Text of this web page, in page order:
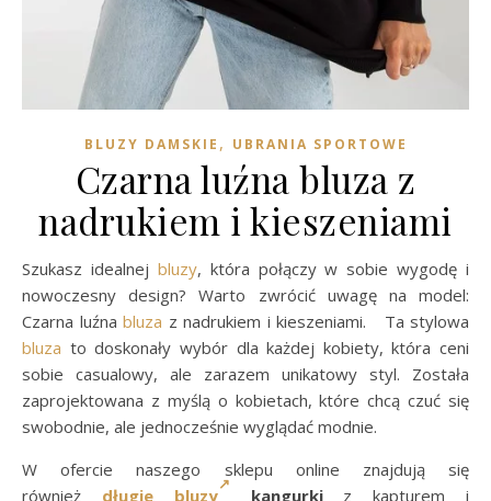
BLUZY DAMSKIE , UBRANIA SPORTOWE
Czarna luźna bluza z
nadrukiem i kieszeniami
Szukasz idealnej bluzy, która połączy w sobie wygodę i
nowoczesny design? Warto zwrócić uwagę na model:
Czarna luźna bluza z nadrukiem i kieszeniami. Ta stylowa
bluza to doskonały wybór dla każdej kobiety, która ceni
sobie casualowy, ale zarazem unikatowy styl. Została
zaprojektowana z myślą o kobietach, które chcą czuć się
swobodnie, ale jednocześnie wyglądać modnie.
W ofercie naszego sklepu online znajdują się
również długie bluzy kangurkiz kapturem i